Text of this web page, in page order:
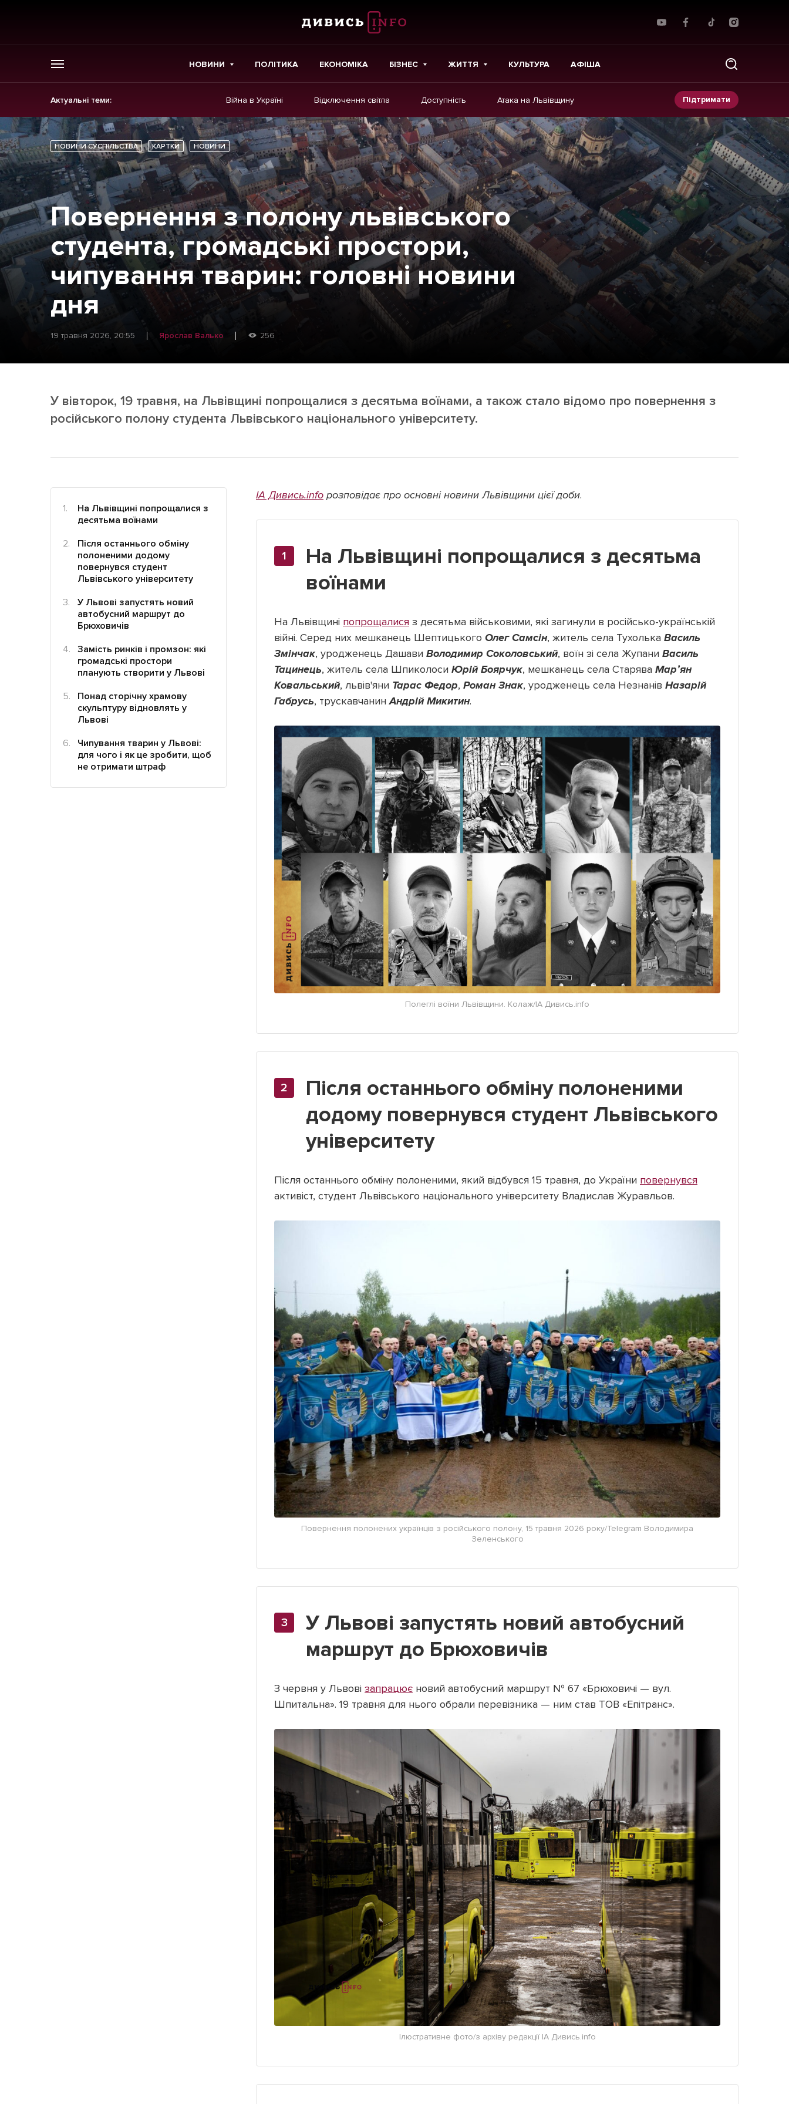
НОВИНИ ПОЛІТИКА ЕКОНОМІКА БІЗНЕС ЖИТТЯ КУЛЬТУРА АФІША
Актуальні теми: Війна в Україні Відключення світла Доступність Атака на Львівщину Підтримати
ГОЛОВНЕ
Новини
Політика
Економіка
Бізнес
Життя
Культура
Афіша
Інтерв'ю
Картки
Репортаж
Розслідування
Погляди
Ініціативи
Лонгріди
Прес-релізи
Фото/Відео
Made in Lviv
[email protected]
Реклама на сайті
НОВИНИ СУСПІЛЬСТВА КАРТКИ НОВИНИ
Повернення з полону львівського
студента, громадські простори,
чипування тварин: головні новини
дня
19 травня 2026, 20:55 Ярослав Валько 256
У вівторок, 19 травня, на Львівщині попрощалися з десятьма воїнами, а також стало відомо про повернення з
російського полону студента Львівського національного університету.
На Львівщині попрощалися з
десятьма воїнами
Після останнього обміну
полоненими додому
повернувся студент
Львівського університету
У Львові запустять новий
автобусний маршрут до
Брюховичів
Замість ринків і промзон: які
громадські простори
планують створити у Львові
Понад сторічну храмову
скульптуру відновлять у
Львові
Чипування тварин у Львові:
для чого і як це зробити, щоб
не отримати штраф
ІА Дивись.info розповідає про основні новини Львівщини цієї доби.
На Львівщині попрощалися з десятьма
воїнами
На Львівщині попрощалися з десятьма військовими, які загинули в російсько-українській
війні. Серед них мешканець Шептицького Олег Самсін, житель села Тухолька Василь
Змінчак, уродженець Дашави Володимир Соколовський, воїн зі села Жупани Василь
Тацинець, житель села Шпиколоси Юрій Боярчук, мешканець села Старява Марʼян
Ковальський, львів'яни Тарас Федор, Роман Знак, уродженець села Незнанів Назарій
Габрусь, трускавчанинАндрій Микитин.
Полеглі воїни Львівщини. Колаж/ІА Дивись.info
Після останнього обміну полоненими
додому повернувся студент Львівського
університету
Після останнього обміну полоненими, який відбувся 15 травня, до України повернувся
активіст, студент Львівського національного університету Владислав Журавльов.
Повернення полонених українців з російського полону, 15 травня 2026 року/Telegram Володимира
Зеленського
У Львові запустять новий автобусний
маршрут до Брюховичів
З червня у Львові запрацює новий автобусний маршрут № 67 «Брюховичі — вул.
Шпитальна». 19 травня для нього обрали перевізника — ним став ТОВ «Епітранс».
Ілюстративне фото/з архіву редакції ІА Дивись.info